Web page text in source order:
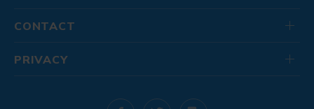
CONTACT
PRIVACY